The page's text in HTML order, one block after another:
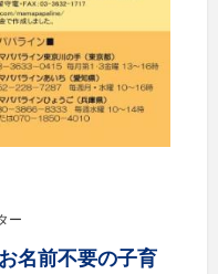
ー
名前不要の子育